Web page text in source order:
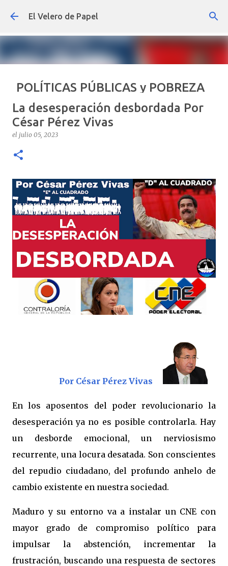
Ir al contenido principal
El Velero de Papel
POLÍTICAS PÚBLICAS y POBREZA
POR ARTURO MOLINA
el septiembre 22, 2024 ARTÍCULOS
OPINIÓN POLÍTICAS PÚBLICAS Y POBREZA
La desesperación desbordada Por
César Pérez Vivas
el julio 05, 2023
Por César Pérez Vivas
En los aposentos del poder revolucionario la
desesperación ya no es posible controlarla. Hay
un desborde emocional, un nerviosismo
recurrente, una locura desatada. Son conscientes
del repudio ciudadano, del profundo anhelo de
cambio existente en nuestra sociedad.
Maduro y su entorno va a instalar un CNE con
mayor grado de compromiso político para
impulsar la abstención, incrementar la
frustración, buscando una respuesta de sectores